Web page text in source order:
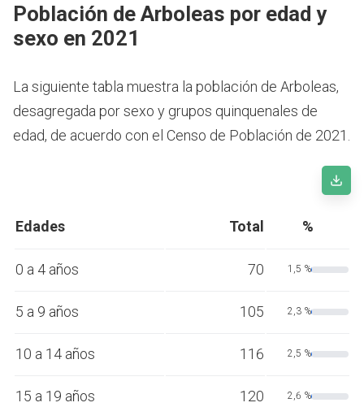
Población de Arboleas por edad y
sexo en 2021
La siguiente tabla muestra la población de Arboleas,
desagregada por sexo y grupos quinquenales de
edad, de acuerdo con el Censo de Población de 2021.
Edades Total %
0 a 4 años 70 1,5 %
5 a 9 años 105 2,3 %
10 a 14 años 116 2,5 %
15 a 19 años 120 2,6 %